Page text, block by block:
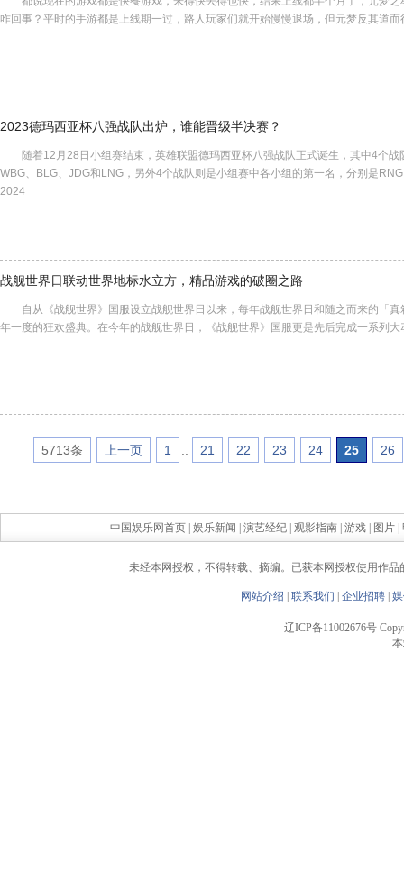
咋回事？平时的手游都是上线期一过，路人玩家们就开始慢慢退场，但元梦反其道
2023德玛西亚杯八强战队出炉，谁能晋级半决赛？
随着12月28日小组赛结束，英雄联盟德玛西亚杯八强战队正式诞生，其中4个战
WBG、BLG、JDG和LNG，另外4个战队则是小组赛中各小组的第一名，分别是
2024
战舰世界日联动世界地标水立方，精品游戏的破圈之路
自从《战舰世界》国服设立战舰世界日以来，每年战舰世界日和随之而来的「真
年一度的狂欢盛典。在今年的战舰世界日，《战舰世界》国服更是先后完成一系列
5713条 上一页 1 21 22 23 24 25 26
中国娱乐网首页| 娱乐新闻 演艺经纪| 观影指南| 游戏| 图片|
未经本网授权，不得转载、摘编。已获本网授权使用作
网站介绍 联系我们 企业招聘
辽ICP备11002676号